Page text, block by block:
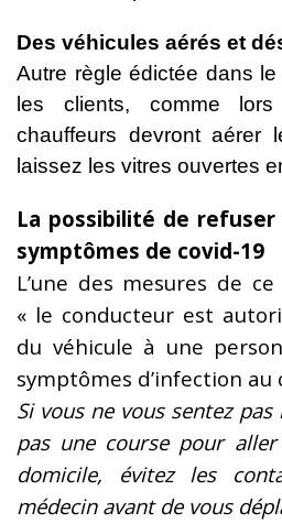
Des véhicules aérés et
Autre règle édictée dans
les clients, comme
chauffeurs devront aérer
laissez les vitres ouvertes
La possibilité de
symptômes de covid-19
L’une des mesures de
« le conducteur est
du véhicule à une
symptômes d’infection au
Si vous ne vous sentez
pas une course pour
domicile, évitez les
médecin avant de vous